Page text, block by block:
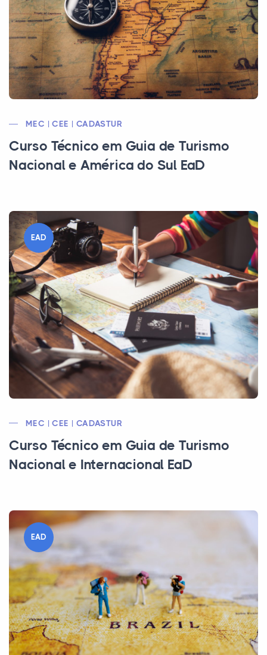
MEC | CEE | CADASTUR
Curso Técnico em Guia de Turismo
Nacional e América do Sul EaD
EAD
MEC | CEE | CADASTUR
Curso Técnico em Guia de Turismo
Nacional e Internacional EaD
EAD